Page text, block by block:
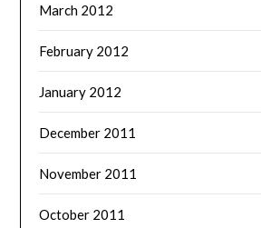
March 2012
February 2012
January 2012
December 2011
November 2011
October 2011